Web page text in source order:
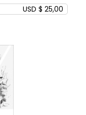
USD $ 25,00